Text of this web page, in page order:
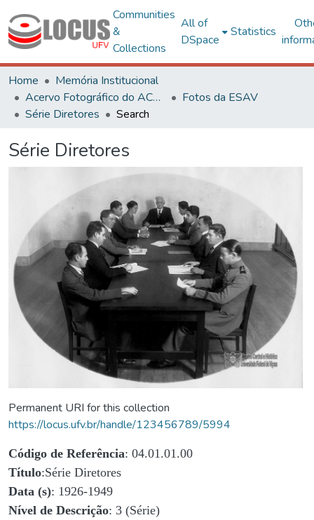
Communities
&
Collections
All of
DSpace
Statistics
Home
Memória Institucional
Acervo Fotográfico do ACH-UFV
Fotos da ESAV
Série Diretores
Search
Série Diretores
Permanent URI for this collection
https://locus.ufv.br/handle/123456789/5994
Código de Referência: 04.01.01.00
Título:Série Diretores
Data (s): 1926-1949
Nível de Descrição: 3 (Série)